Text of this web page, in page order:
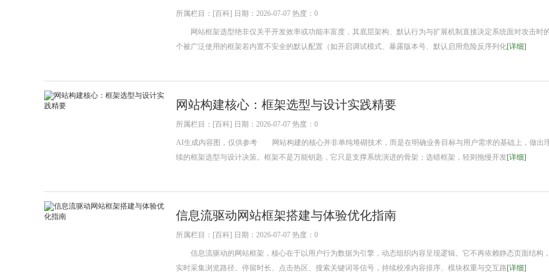
所属栏目：[百科] 日期：2026-07-07 热度：0
网站框架选型绝非仅关乎开发效率或功能丰富度，其底层架构、默认行为与扩展机制直接决定系统面对攻击时
个被广泛使用的框架若内置不安全的默认配置（如开启调试模式、暴露版本号、默认启用危险反序列化[详细]
网站构建核心：框架选型与设计实践精要
所属栏目：[百科] 日期：2026-07-07 热度：0
AI生成内容图，仅供参考 网站构建的核心并非单纯堆砌技术，而是在明确业务目标与用户需求的基础上，做出
续的框架选型与设计决策。框架不是万能钥匙，它只是支撑系统演进的骨架；选错框架，轻则拖慢开发[详细]
信息流驱动网站框架搭建与体验优化指南
所属栏目：[百科] 日期：2026-07-07 热度：0
信息流驱动的网站框架，核心在于以用户行为数据为引擎，动态组织内容呈现逻辑。它不再依赖静态页面结构
实时采集浏览路径、停留时长、点击热区、搜索关键词等信号，持续校准内容排序、模块权重与交互路[详细]